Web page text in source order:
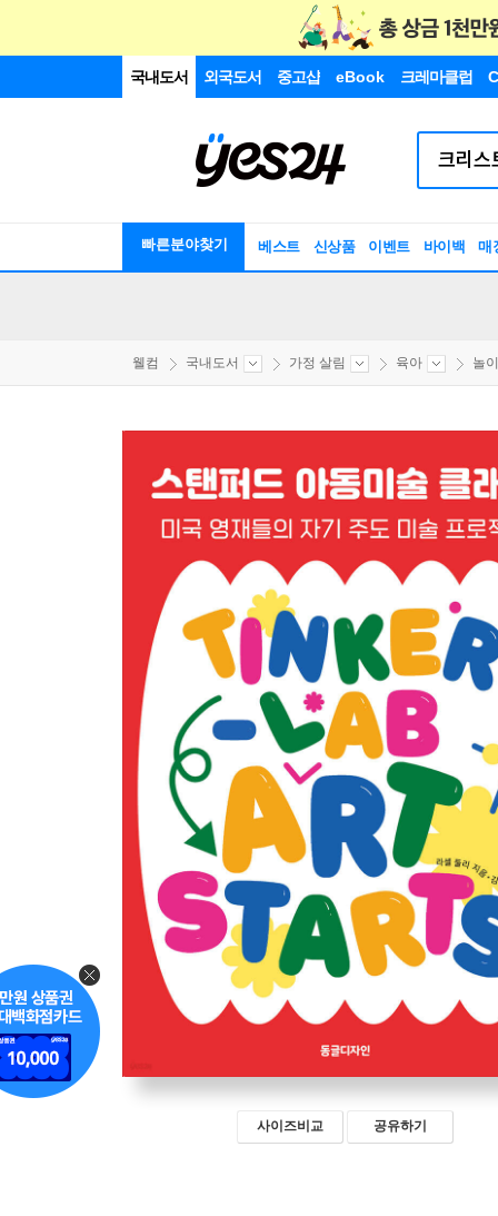
국내도서 외국도서 중고샵 eBook 크레마클럽
빠른분야찾기 베스트 신상품 이벤트 바이백 매
웰컴 국내도서 가정 살림 육아 놀
사이즈비교 공유하기